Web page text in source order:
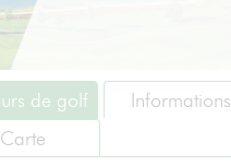
de golf Informations
Carte